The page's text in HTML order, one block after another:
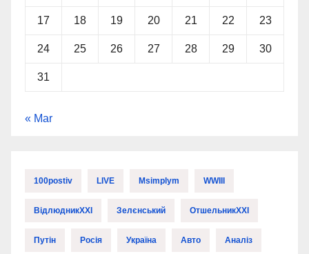
17 18 19 20 21 22 23
24 25 26 27 28 29 30
31
« Mar
100postiv LIVE Msimplym WWIII
ВідлюдникXXI Зелєнський ОтшельникXXI
Путін Росія Україна Авто Аналіз